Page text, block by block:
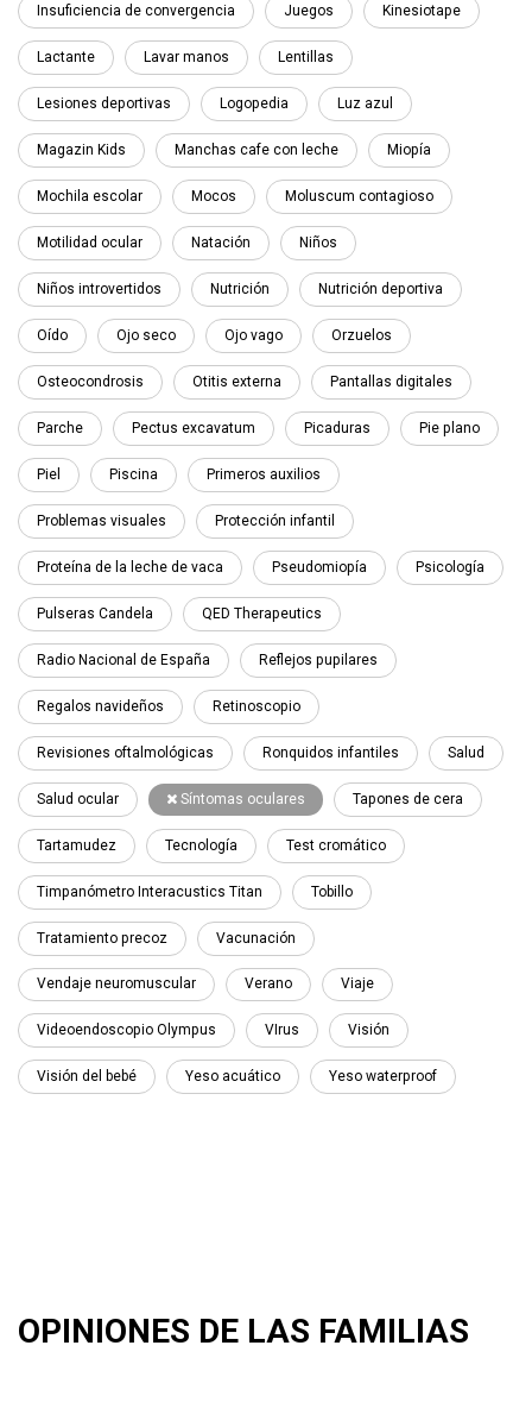
Insuficiencia de convergencia Juegos Kinesiotape
Lactante Lavar manos Lentillas
Lesiones deportivas Logopedia Luz azul
Magazin Kids Manchas cafe con leche Miopía
Mochila escolar Mocos Moluscum contagioso
Motilidad ocular Natación Niños
Niños introvertidos Nutrición Nutrición deportiva
Oído Ojo seco Ojo vago Orzuelos
Osteocondrosis Otitis externa Pantallas digitales
Parche Pectus excavatum Picaduras Pie plano
Piel Piscina Primeros auxilios
Problemas visuales Protección infantil
Proteína de la leche de vaca Pseudomiopía Psicología
Pulseras Candela QED Therapeutics
Radio Nacional de España Reflejos pupilares
Regalos navideños Retinoscopio
Revisiones oftalmológicas Ronquidos infantiles Salud
Salud ocular Síntomas oculares Tapones de cera
Tartamudez Tecnología Test cromático
Timpanómetro Interacustics Titan Tobillo
Tratamiento precoz Vacunación
Vendaje neuromuscular Verano Viaje
Videoendoscopio Olympus VIrus Visión
Visión del bebé Yeso acuático Yeso waterproof
OPINIONES DE LAS FAMILIAS